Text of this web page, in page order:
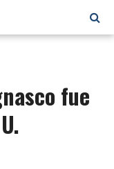
fue